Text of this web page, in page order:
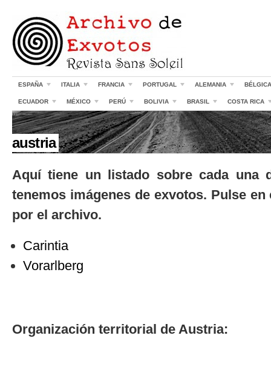
ESPAÑA ITALIA FRANCIA PORTUGAL ALEMANIA BÉLGICA
ECUADOR MÉXICO PERÚ BOLIVIA BRASIL COSTA RICA
//
austria
Aquí tiene un listado sobre cada una
tenemos imágenes de exvotos. Pulse
por el archivo.
Carintia
Vorarlberg
Organización territorial de Austria: